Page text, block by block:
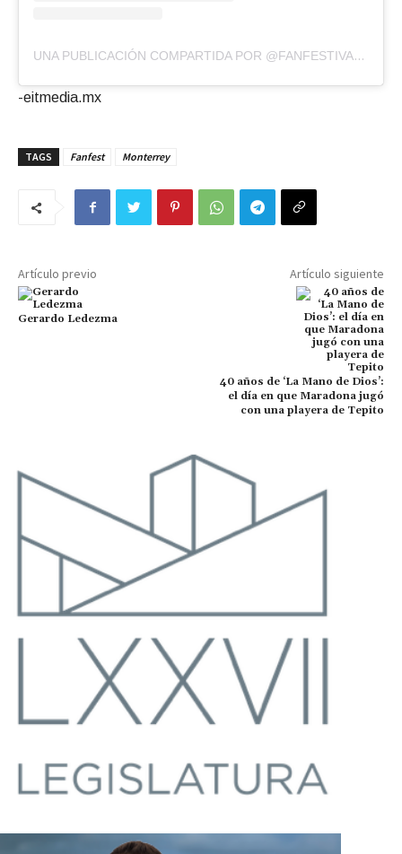
UNA PUBLICACIÓN COMPARTIDA POR @FANFESTIVALMTY
-eitmedia.mx
TAGS Fanfest Monterrey
Artículo previo
Gerardo Ledezma
Artículo siguiente
40 años de ‘La Mano de Dios’:
el día en que Maradona jugó
con una playera de Tepito